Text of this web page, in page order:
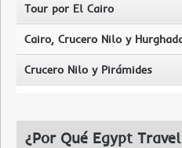
Tour por El Cairo
Cairo, Crucero Nilo y
Crucero Nilo y Pirámides
¿Por Qué Egypt